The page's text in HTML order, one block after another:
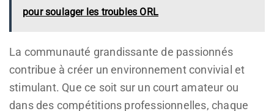
pour soulager les troubles ORL
La communauté grandissante de passionnés
contribue à créer un environnement convivial et
stimulant. Que ce soit sur un court amateur ou
dans des compétitions professionnelles, chaque